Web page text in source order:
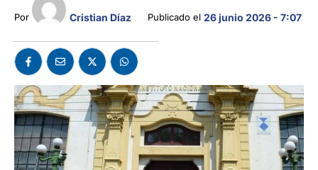
Por Cristian Díaz Publicado el 26 junio 2026 - 7:07